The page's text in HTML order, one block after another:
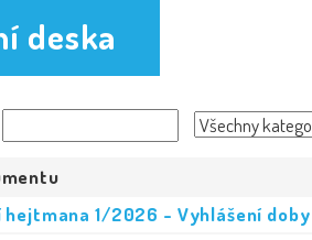
deska
hejtmana 1/2026 - Vyhlášení